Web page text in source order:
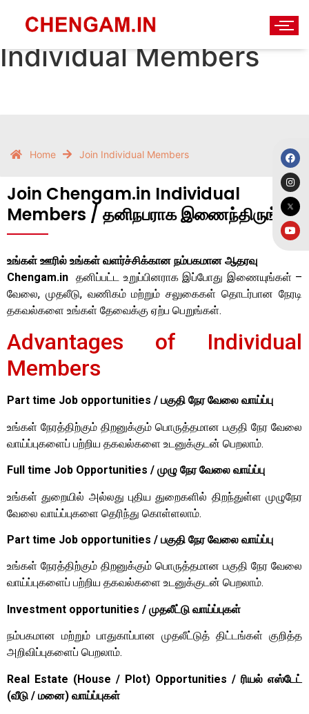
Join Chengam.in
Individual Members
Home Join Individual Members
Join Chengam.in Individual
Members / தனிநபராக இணைந்திருங்கள்
உங்கள் ஊரில் உங்கள் வளர்ச்சிக்கான நம்பகமான ஆதரவு
Chengam.in தனிப்பட்ட உறுப்பினராக இப்போது இணையுங்கள் –
வேலை, முதலீடு, வணிகம் மற்றும் சலுகைகள் தொடர்பான நேரடி
தகவல்களை உங்கள் தேவைக்கு ஏற்ப பெறுங்கள்.
Advantages of Individual
Members
Part time Job opportunities / பகுதி நேர வேலை வாய்ப்பு
உங்கள் நேரத்திற்கும் திறனுக்கும் பொருத்தமான பகுதி நேர வேலை
வாய்ப்புகளைப் பற்றிய தகவல்களை உடனுக்குடன் பெறலாம்.
Full time Job Opportunities / முழு நேர வேலை வாய்ப்பு
உங்கள் துறையில் அல்லது புதிய துறைகளில் திறந்துள்ள முழுநேர
வேலை வாய்ப்புகளை தெரிந்து கொள்ளலாம்.
Part time Job opportunities / பகுதி நேர வேலை வாய்ப்பு
உங்கள் நேரத்திற்கும் திறனுக்கும் பொருத்தமான பகுதி நேர வேலை
வாய்ப்புகளைப் பற்றிய தகவல்களை உடனுக்குடன் பெறலாம்.
Investment opportunities / முதலீட்டு வாய்ப்புகள்
நம்பகமான மற்றும் பாதுகாப்பான முதலீட்டுத் திட்டங்கள் குறித்த
அறிவிப்புகளைப் பெறலாம்.
Real Estate (House / Plot) Opportunities / ரியல் எஸ்டேட்
(வீடு / மனை) வாய்ப்புகள்